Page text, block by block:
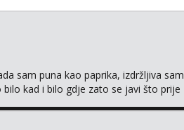
sam puna kao paprika, izdržljiva sam
kad i bilo gdje zato se javi što prije